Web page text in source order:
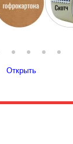
Открыть